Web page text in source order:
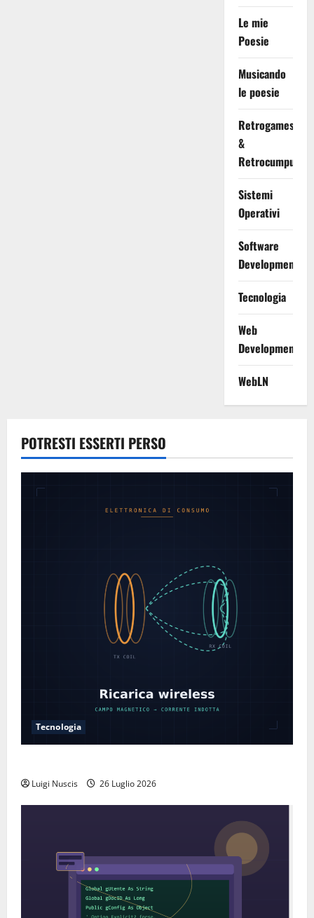
Le mie
Poesie
Musicando
le poesie
Retrogames
&
Retrocumputing
Sistemi
Operativi
Software
Development
Tecnologia
Web
Development
WebLN
POTRESTI ESSERTI PERSO
Tecnologia
Luigi Nuscis 26 Luglio 2026